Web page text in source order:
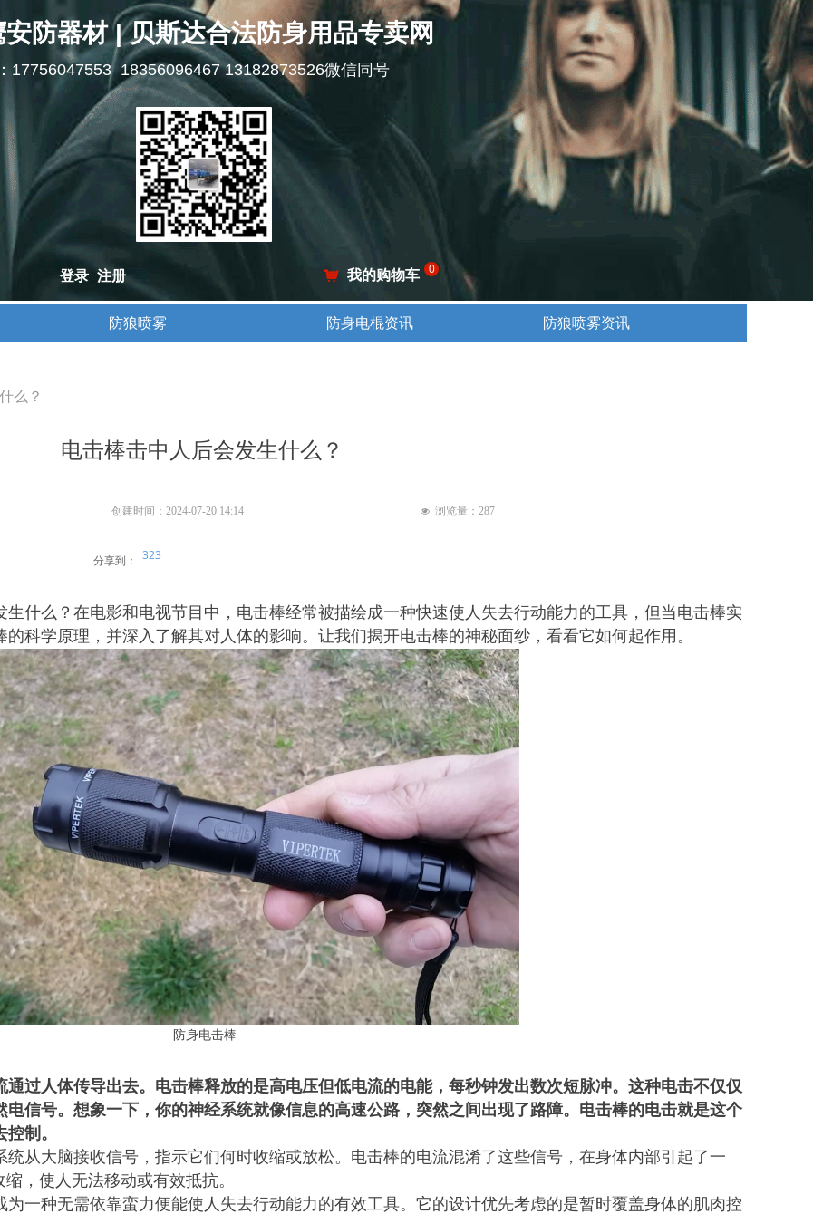
防狼喷雾 防身电棍资讯 防狼喷雾资讯
安防器材 | 贝斯达合法防身用品专卖网
낙 我的购物车 0
登录 注册
17756047553 18356096467 13182873526微信同号
电击棒击中人后会发生什么？
什么？在电影和电视节目中，电击棒经常被描绘成一种快速使人失去行动能力的工具，但当电击棒实
科学原理，并深入了解其对人体的影响。让我们揭开电击棒的神秘面纱，看看它如何起作用。
防身电击棒
过人体传导出去。电击棒释放的是高电压但低电流的电能，每秒钟发出数次短脉冲。这种电击不仅仅
信号。想象一下，你的神经系统就像信息的高速公路，突然之间出现了路障。电击棒的电击就是这个
制。
从大脑接收信号，指示它们何时收缩或放松。电击棒的电流混淆了这些信号，在身体内部引起了一
，使人无法移动或有效抵抗。
一种无需依靠蛮力便能使人失去行动能力的有效工具。它的设计优先考虑的是暂时覆盖身体的肌肉控
分享到： 323
创建时间： 2024-07-20 14:14
么？
넶 浏览量： 287